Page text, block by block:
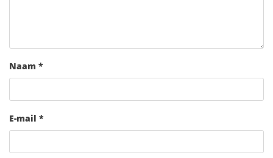
Naam *
E-mail *